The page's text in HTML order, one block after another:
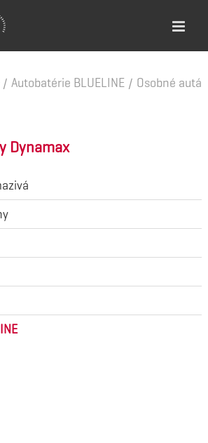
/ Autobatérie BLUELINE / Osobné autá
Dynamax